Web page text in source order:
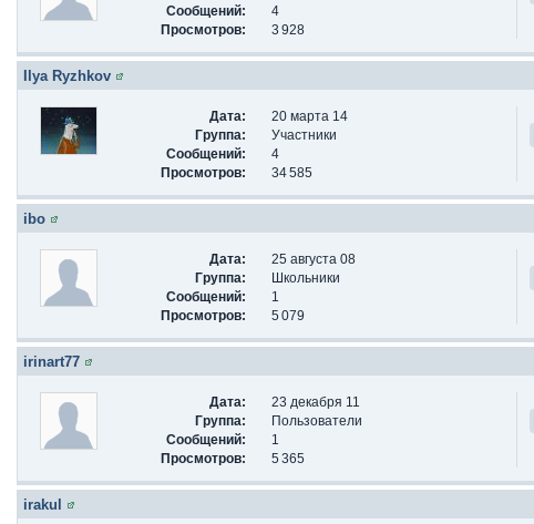
Сообщений:
4
Просмотров:
3 928
Ilya Ryzhkov
Дата:
20 марта 14
Группа:
Участники
Сообщений:
4
Просмотров:
34 585
ibo
Дата:
25 августа 08
Группа:
Школьники
Сообщений:
1
Просмотров:
5 079
irinart77
Дата:
23 декабря 11
Группа:
Пользователи
Сообщений:
1
Просмотров:
5 365
irakul